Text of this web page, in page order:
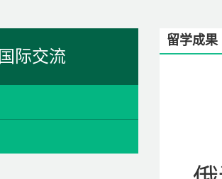
国际交流
留学成果